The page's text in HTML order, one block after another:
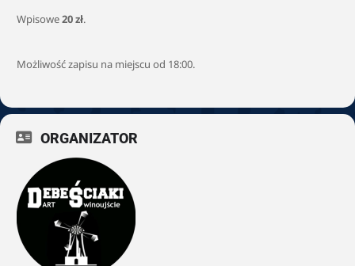
Wpisowe20 zł.
Możliwość zapisu na miejscu od 18:00.
ORGANIZATOR